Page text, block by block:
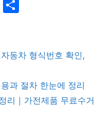
T
er e
자동차 형식번호 확인 ,
과 절차 한눈에 정리
리｜가전제품 무료수거